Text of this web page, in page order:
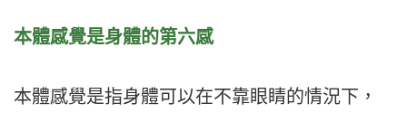
本體感覺是身體的第六感
本體感覺是指身體可以在不靠眼睛的情況下，